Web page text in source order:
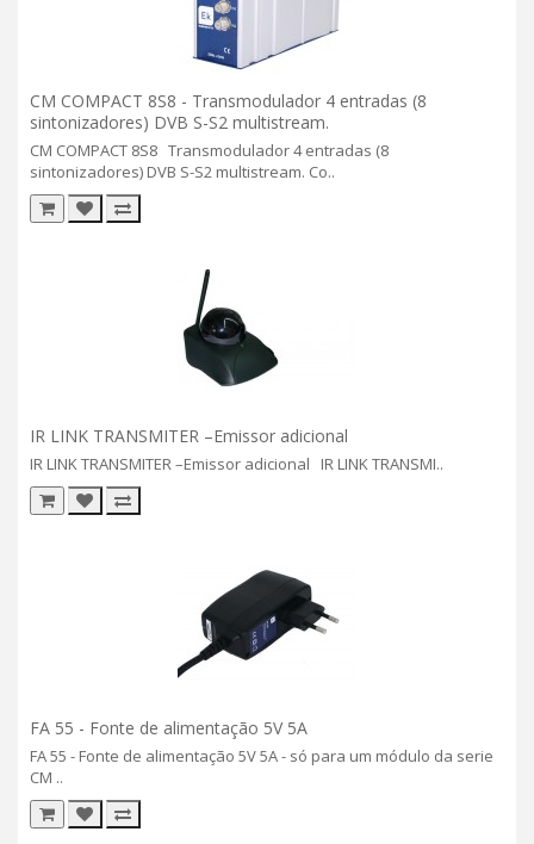
CM COMPACT 8S8 - Transmodulador 4 entradas (8
sintonizadores) DVB S-S2 multistream.
CM COMPACT 8S8 Transmodulador 4 entradas (8
sintonizadores) DVB S-S2 multistream. Co..
IR LINK TRANSMITER –Emissor adicional
IR LINK TRANSMITER –Emissor adicional IR LINK TRANSMI..
FA 55 - Fonte de alimentação 5V 5A
FA 55 - Fonte de alimentação 5V 5A - só para um módulo da serie
CM ..